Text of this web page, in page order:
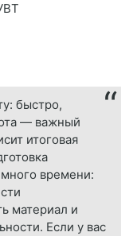
быстро,
— важный
итоговая
времени:
материал и
Если у вас